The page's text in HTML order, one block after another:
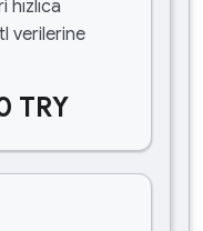
verilerine
TRY